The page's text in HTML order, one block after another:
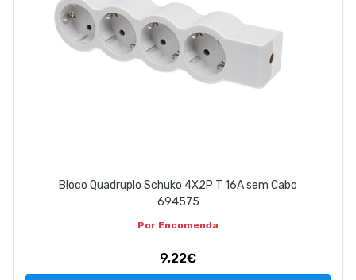
Bloco Quadruplo Schuko 4X2P T 16A sem Cabo
694575
Por Encomenda
9,22€